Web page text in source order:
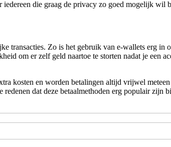
die graag de privacy zo goed mogelijk wil
transacties. Zo is het gebruik van e-wallets erg
om er zelf geld naartoe te storten nadat je een
kosten en worden betalingen altijd vrijwel
dat deze betaalmethoden erg populair